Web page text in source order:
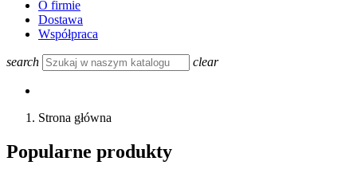
O firmie
Dostawa
Współpraca
search clear
Strona główna
Popularne produkty